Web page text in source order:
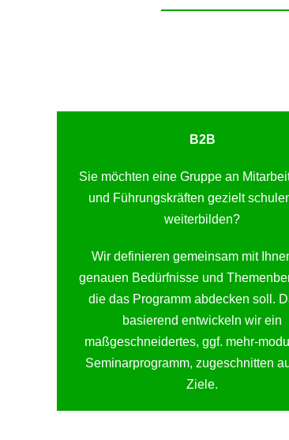
B2B
Sie möchten eine Gruppe an
und Führungskräften gezielt
weiterbilden?
Wir definieren gemeinsam mit
genauen Bedürfnisse und
die das Programm abdecken soll.
basierend entwickeln wir ein
maßgeschneidertes, ggf. mehr-
Seminarprogramm, zugeschnitten
Ziele.